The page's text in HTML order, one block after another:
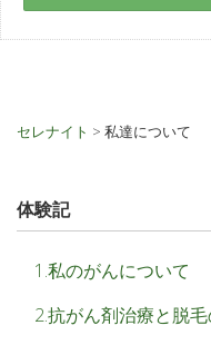
セレナイト > 私達について
体験記
1.私のがんについて
2.抗がん剤治療と脱毛